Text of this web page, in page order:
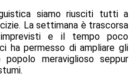
siamo riusciti tutti a
La settimana è trascorsa
e il tempo poco
ha permesso di ampliare gli
meraviglioso seppur